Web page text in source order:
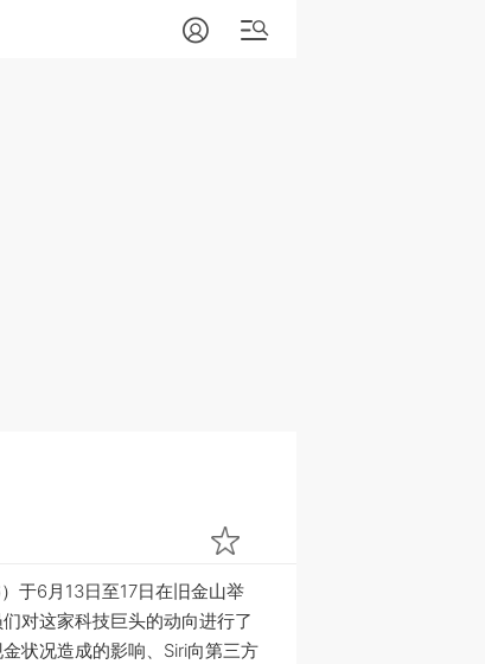
于6月13日至17日在旧金山举
对这家科技巨头的动向进行了
状况造成的影响、Siri向第三方